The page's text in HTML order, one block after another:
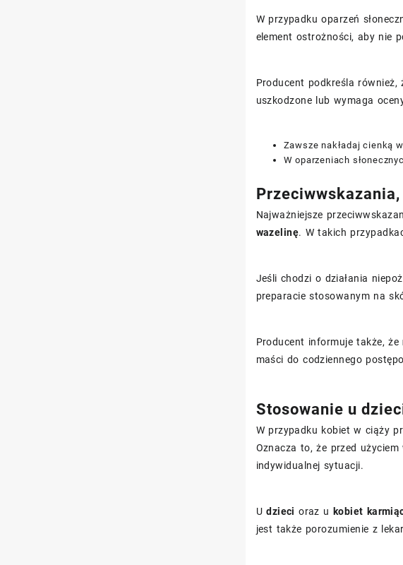
W przypadku oparzeń
element ostrożności, aby nie
Producent podkreśla również,
uszkodzone lub wymaga
Zawsze nakładaj cienką
W oparzeniach
Najważniejsze
wazelinę. W takich
Jeśli chodzi o działania
preparacie stosowanym na
Producent informuje także, że
maści do codziennego
Stosowanie u
W przypadku kobiet w ciąży
Oznacza to, że przed
indywidualnej sytuacji.
Udzieci oraz u kobiet
jest także porozumienie z